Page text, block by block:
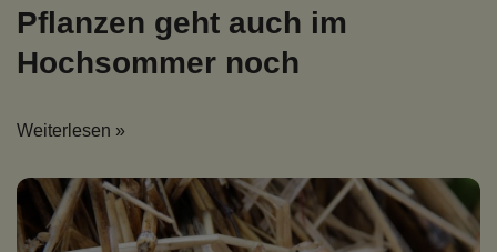
Pflanzen geht auch im
Hochsommer noch
Weiterlesen »